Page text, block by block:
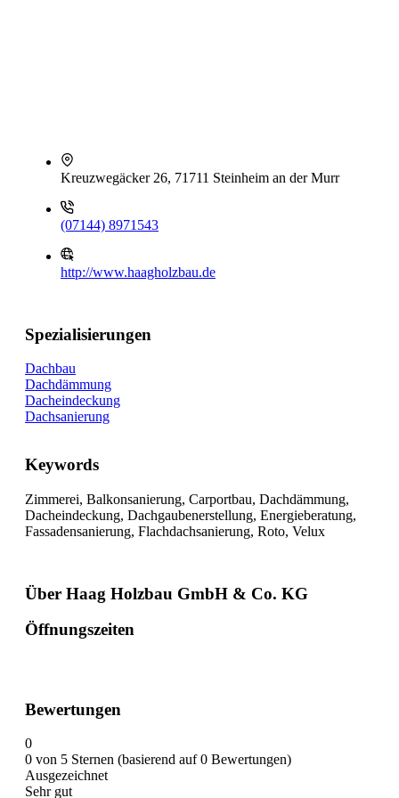
Kreuzwegäcker 26, 71711 Steinheim an der Murr
(07144) 8971543
http://www.haagholzbau.de
Spezialisierungen
Dachbau
Dachdämmung
Dacheindeckung
Dachsanierung
Keywords
Zimmerei, Balkonsanierung, Carportbau, Dachdämmung,
Dacheindeckung, Dachgaubenerstellung, Energieberatung,
Fassadensanierung, Flachdachsanierung, Roto, Velux
Über Haag Holzbau GmbH & Co. KG
Öffnungszeiten
Bewertungen
0
0 von 5 Sternen (basierend auf 0 Bewertungen)
Ausgezeichnet
Sehr gut